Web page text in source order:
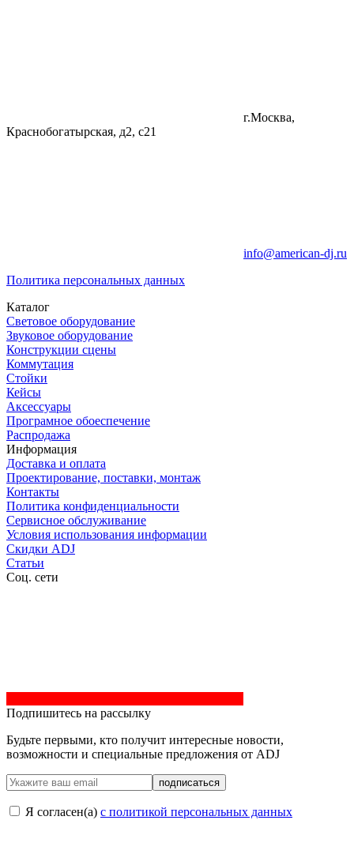
г.Москва,
Краснобогатырская, д2, с21
info@american-dj.ru
Политика персональных данных
Каталог
Световое оборудование
Звуковое оборудование
Конструкции сцены
Коммутация
Стойки
Кейсы
Аксессуары
Програмное обоеспечение
Распродажа
Информация
Доставка и оплата
Проектирование, поставки, монтаж
Контакты
Политика конфиденциальности
Сервисное обслуживание
Условия использования информации
Скидки ADJ
Статьи
Соц. сети
Подпишитесь на рассылку
Будьте первыми, кто получит интересные новости,
возможности и специальные предложения от ADJ
подписаться
Я согласен(a) с политикой персональных данных